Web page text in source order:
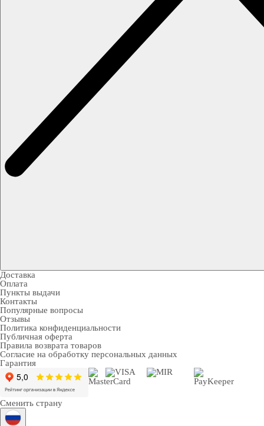
Доставка
Оплата
Пункты выдачи
Контакты
Популярные вопросы
Отзывы
Политика конфиденциальности
Публичная оферта
Правила возврата товаров
Согласие на обработку персональных данных
Гарантия
Сменить страну